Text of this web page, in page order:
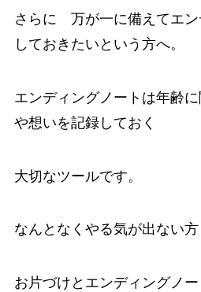
さらに 万が一に備えてエン
しておきたいという方へ。
エンディングノートは年齢
や想いを記録しておく
大切なツールです。
なんとなくやる気が出ない方
お片づけとエンディングノ